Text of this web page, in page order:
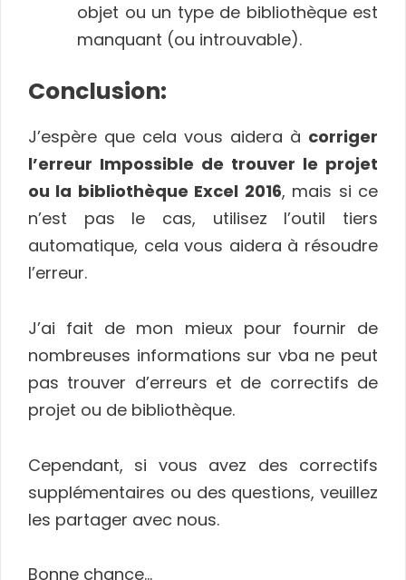
objet ou un type de bibliothèque est
manquant (ou introuvable).
Conclusion:
J’espère que cela vous aidera à corriger
l’erreur Impossible de trouver le projet
ou la bibliothèque Excel 2016, mais si ce
n’est pas le cas, utilisez l’outil tiers
automatique, cela vous aidera à résoudre
l’erreur.
J’ai fait de mon mieux pour fournir de
nombreuses informations sur vba ne peut
pas trouver d’erreurs et de correctifs de
projet ou de bibliothèque.
Cependant, si vous avez des correctifs
supplémentaires ou des questions, veuillez
les partager avec nous.
Bonne chance…